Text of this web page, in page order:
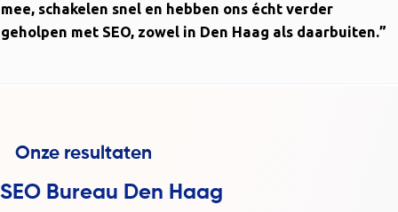
mee, schakelen snel en hebben ons écht verder
geholpen met SEO, zowel in Den Haag als daarbuiten.”
SEO Bureau Den Haag